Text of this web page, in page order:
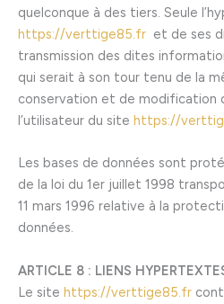
quelconque à des tiers. Seule
https://verttige85.fr et de ses
transmission des dites
qui serait à son tour tenu de la
conservation et de modification
l’utilisateur du site https://
Les bases de données sont
de la loi du 1er juillet 1998
11 mars 1996 relative à la
données.
ARTICLE 8 : LIENS
Le site https://verttige85.fr